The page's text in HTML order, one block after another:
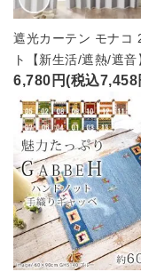
遮光カーテン モナコ
ト【新生活/遮熱/遮音
6,780円(税込7,458